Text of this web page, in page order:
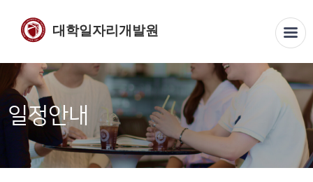
대학일자리개발원
일정안내